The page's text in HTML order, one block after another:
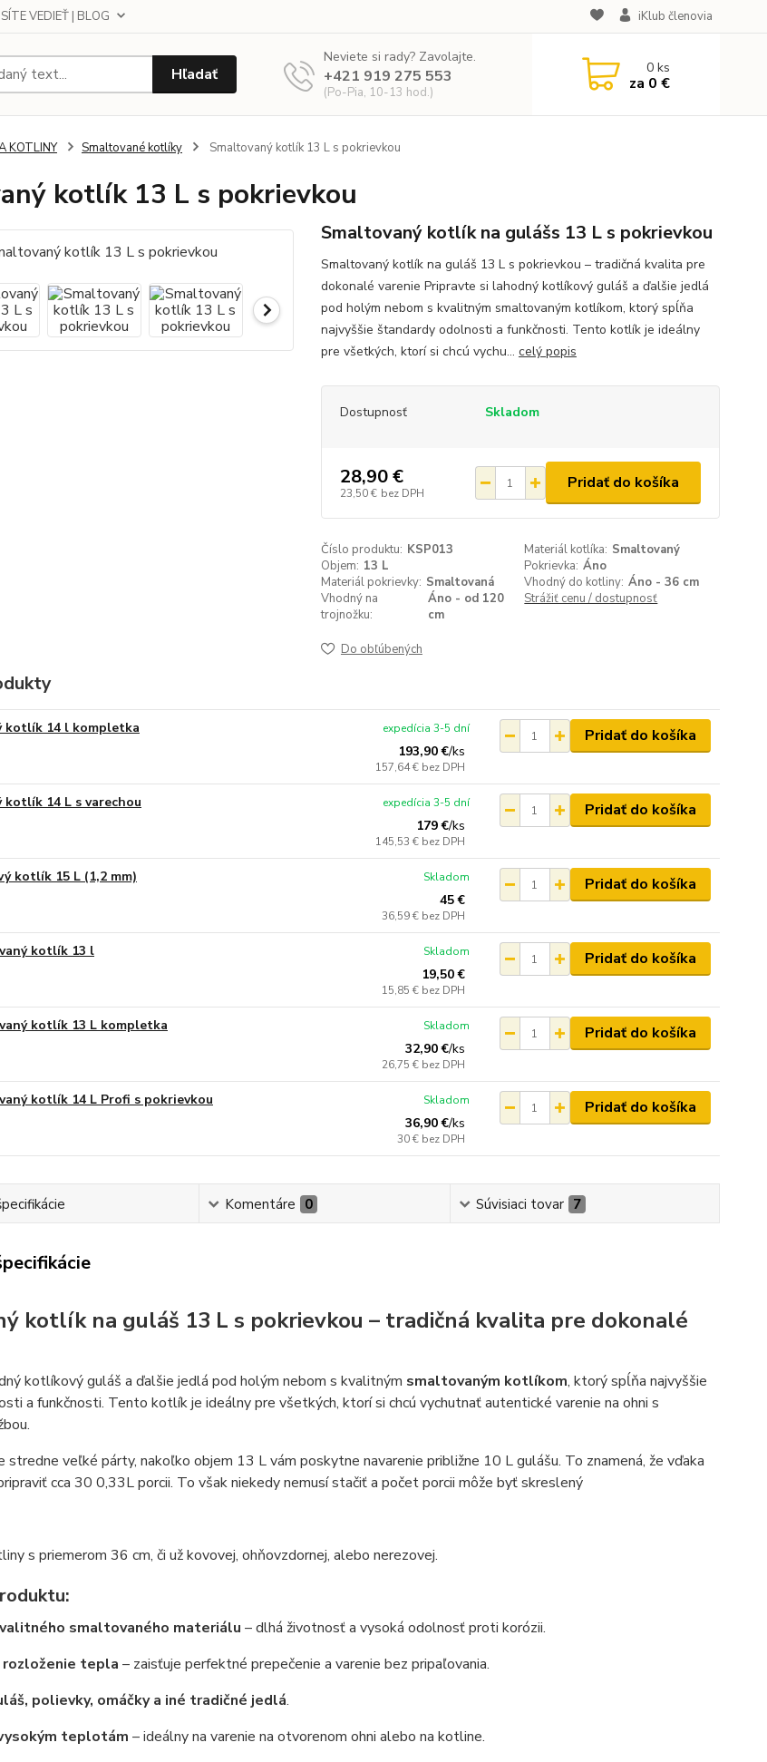
VEDIEŤ | BLOG iKlub členovia
Hľadať
Neviete si rady? Zavolajte.
+421 919 275 553
(Po-Pia, 10-13 hod.)
0ks
za 0 €
KOTLINY Smaltované kotlíky Smaltovaný kotlík 13 L s pokrievkou
kotlík 13 L s pokrievkou
Smaltovaný kotlík na gulášs 13 L s pokrievkou
Smaltovaný kotlík na guláš 13 L s pokrievkou – tradičná kvalita pre
dokonalé varenie Pripravte si lahodný kotlíkový guláš a ďalšie jedlá
pod holým nebom s kvalitným smaltovaným kotlíkom, ktorý spĺňa
najvyššie štandardy odolnosti a funkčnosti. Tento kotlík je ideálny
pre všetkých, ktorí si chcú vychu... celý popis
Dostupnosť Skladom
28,90 €
23,50 € bez DPH
Pridať do košíka
Číslo produktu: KSP013 Materiál kotlíka: Smaltovaný
Objem: 13 L Pokrievka: Áno
Materiál pokrievky: Smaltovaná Vhodný do kotliny: Áno - 36 cm
Vhodný na
trojnožku:
Áno - od 120
cm
Strážiť cenu / dostupnosť
Do obľúbených
kotlík 14 l kompletka
193,90 €/ks
157,64 € bez DPH
expedícia 3-5 dní Pridať do košíka
kotlík 14 L s varechou
179 €/ks
145,53 € bez DPH
expedícia 3-5 dní Pridať do košíka
kotlík 15 L (1,2 mm)
45 €
36,59 € bez DPH
Skladom Pridať do košíka
kotlík 13 l
19,50 €
15,85 € bez DPH
Skladom Pridať do košíka
kotlík 13 L kompletka
32,90 €/ks
26,75 € bez DPH
Skladom Pridať do košíka
kotlík 14 L Profi s pokrievkou
36,90 €/ks
30 € bez DPH
Skladom Pridať do košíka
Komentáre 0 Súvisiaci tovar 7
kotlík na guláš 13 L s pokrievkou – tradičná kvalita pre dokonalé
kotlíkový guláš a ďalšie jedlá pod holým nebom s kvalitným smaltovaným kotlíkom, ktorý spĺňa najvyššie
a funkčnosti. Tento kotlík je ideálny pre všetkých, ktorí si chcú vychutnať autentické varenie na ohni s
stredne veľké párty, nakoľko objem 13 L vám poskytne navarenie približne 10 L gulášu. To znamená, že vďaka
cca 30 0,33L porcii. To však niekedy nemusí stačiť a počet porcii môže byť skreslený
s priemerom 36 cm, či už kovovej, ohňovzdornej, alebo nerezovej.
smaltovaného materiálu – dlhá životnosť a vysoká odolnosť proti korózii.
rozloženie tepla – zaisťuje perfektné prepečenie a varenie bez pripaľovania.
polievky, omáčky a iné tradičné jedlá.
teplotám – ideálny na varenie na otvorenom ohni alebo na kotline.